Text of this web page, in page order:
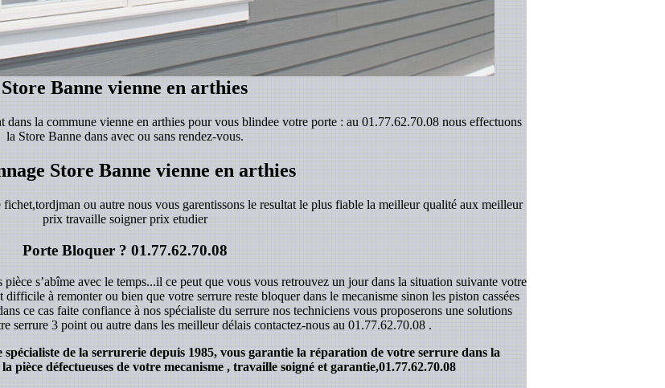
Store Banne vienne en arthies
dans la commune vienne en arthies pour vous blindee votre porte : au 01.77.62.70.08 nous effectuons
la Store Banne dans avec ou sans rendez-vous.
Store Banne vienne en arthies
ou autre nous vous garentissons le resultat le plus fiable la meilleur qualité aux meilleur
prix travaille soigner prix etudier
Porte Bloquer ?01.77.62.70.08
s’abîme avec le temps...il ce peut que vous vous retrouvez un jour dans la situation suivante votre
à remonter ou bien que votre serrure reste bloquer dans le mecanisme sinon les piston cassées
ce cas faite confiance à nos spécialiste du serrure nos techniciens vous proposerons une solutions
serrure 3 point ou autre dans les meilleur délais contactez-nous au01.77.62.70.08.
de la serrurerie depuis 1985, vous garantie la réparation de votre serrure dans la
pièce défectueuses de votre mecanisme , travaille soigné et garantie,01.77.62.70.08